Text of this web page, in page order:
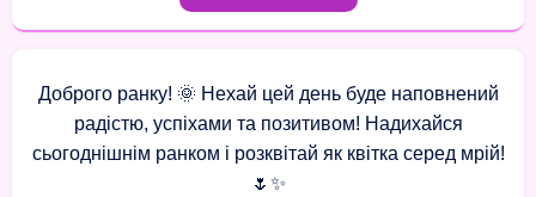
Доброго ранку! 🌞 Нехай цей день буде наповнений
радістю, успіхами та позитивом! Надихайся
сьогоднішнім ранком і розквітай як квітка серед мрій!
🌷✨